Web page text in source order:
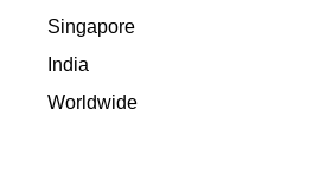
Singapore
India
Worldwide